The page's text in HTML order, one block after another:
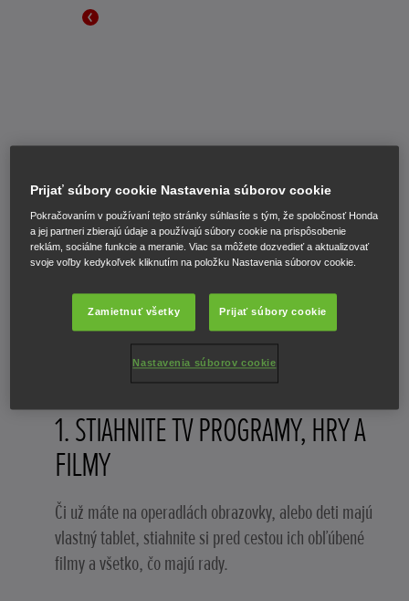
1. STIAHNITE TV PROGRAMY, HRY A
FILMY
Či už máte na operadlách obrazovky, alebo deti majú
vlastný tablet, stiahnite si pred cestou ich obľúbené
filmy a všetko, čo majú rady.
Prijať súbory cookie Nastavenia súborov cookie
Pokračovaním v používaní tejto stránky súhlasíte s tým, že spoločnosť Honda
a jej partneri zbierajú údaje a používajú súbory cookie na prispôsobenie
reklám, sociálne funkcie a meranie. Viac sa môžete dozvedieť a aktualizovať
svoje voľby kedykoľvek kliknutím na položku Nastavenia súborov cookie.
Zamietnuť všetky Prijať súbory cookie
Nastavenia súborov cookie